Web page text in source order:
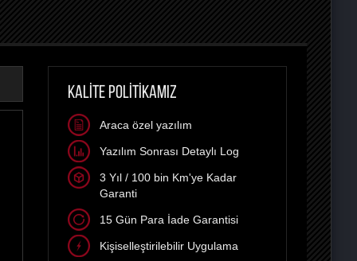
KALİTE POLİTİKAMIZ
Araca özel yazılım
Yazılım Sonrası Detaylı Log
3 Yıl / 100 bin Km'ye Kadar
Garanti
15 Gün Para İade Garantisi
Kişiselleştirilebilir Uygulama